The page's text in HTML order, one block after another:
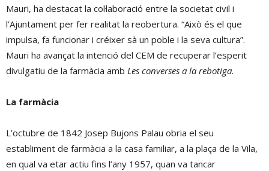
Mauri, ha destacat la col·laboració entre la societat civil i
l’Ajuntament per fer realitat la reobertura. “Això és el que
impulsa, fa funcionar i créixer sà un poble i la seva cultura”.
Mauri ha avançat la intenció del CEM de recuperar l’esperit
divulgatiu de la farmàcia amb Les converses a la rebotiga.
La farmàcia
L’octubre de 1842 Josep Bujons Palau obria el seu
establiment de farmàcia a la casa familiar, a la plaça de la Vila,
en qual va etar actiu fins l’any 1957, quan va tancar